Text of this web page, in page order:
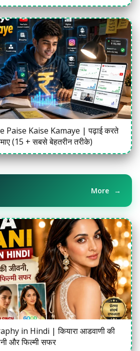
Paise Kaise Kamaye | पढ़ाई करते
(15 + सबसे बेहतरीन तरीके)
More →
in Hindi | कियारा आडवाणी की
और फिल्मी सफर